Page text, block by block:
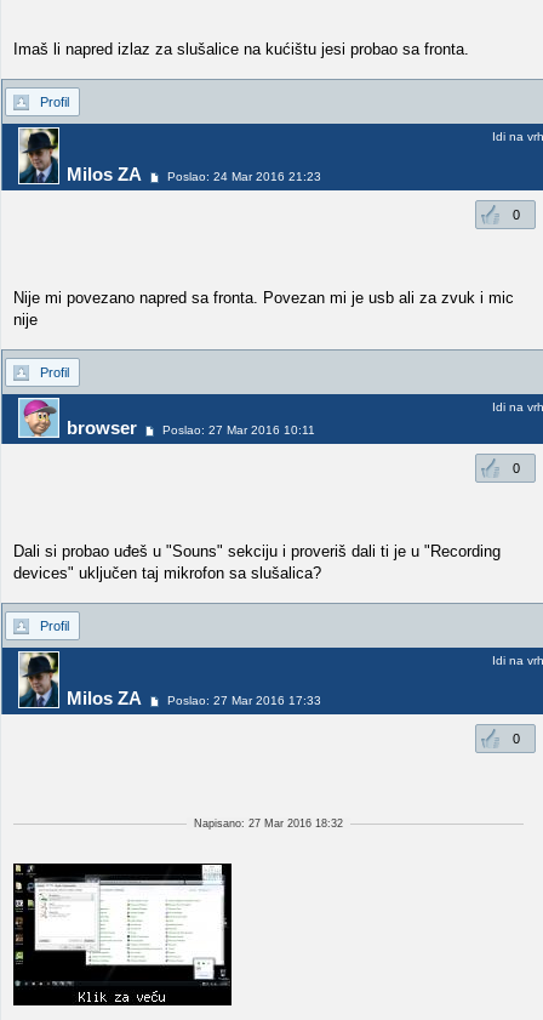
Imaš li napred izlaz za slušalice na kućištu jesi probao sa fronta.
Profil
Milos ZA Poslao: 24 Mar 2016 21:23
Idi na vrh
0
Nije mi povezano napred sa fronta. Povezan mi je usb ali za zvuk i mic
nije
Profil
browser Poslao: 27 Mar 2016 10:11
Idi na vrh
0
Dali si probao uđeš u "Souns" sekciju i proveriš dali ti je u "Recording
devices" uključen taj mikrofon sa slušalica?
Profil
Milos ZA Poslao: 27 Mar 2016 17:33
Idi na vrh
0
Napisano: 27 Mar 2016 18:32